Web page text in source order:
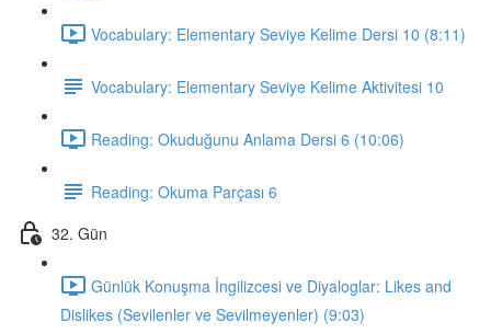
Vocabulary: Elementary Seviye Kelime Dersi 10 (8:11)
Vocabulary: Elementary Seviye Kelime Aktivitesi 10
Reading: Okuduğunu Anlama Dersi 6 (10:06)
Reading: Okuma Parçası 6
32. Gün
Günlük Konuşma İngilizcesi ve Diyaloglar: Likes and
Dislikes (Sevilenler ve Sevilmeyenler) (9:03)